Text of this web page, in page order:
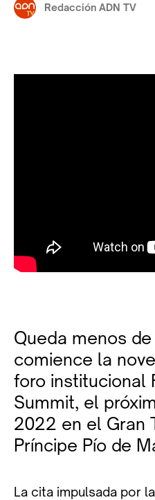
Redacción ADN TV
Queda menos
comience la
foro institucional
Summit, el
2022 en el Gran
Príncipe Pío de
La cita impulsada por la